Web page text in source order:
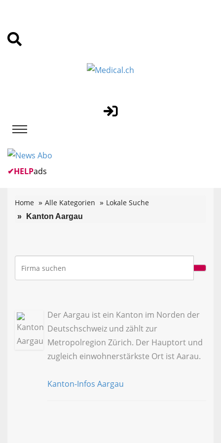
✔HELPads
Home Alle Kategorien Lokale Suche
Kanton Aargau
Der Aargau ist ein Kanton im Norden der
Deutschschweiz und zählt zur
Metropolregion Zürich. Der Hauptort und
zugleich einwohnerstärkste Ort ist Aarau.
Kanton-Infos Aargau